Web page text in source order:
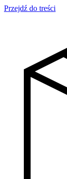
Przejdź do treści